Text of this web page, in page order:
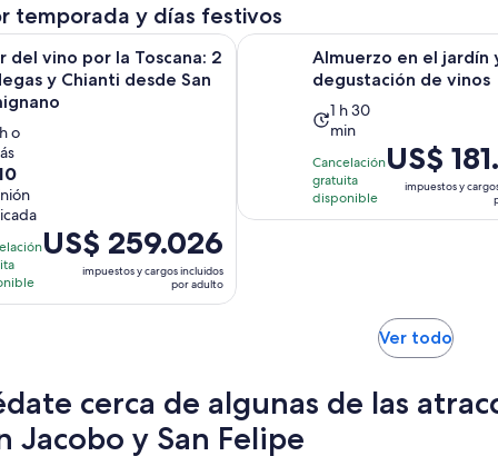
por
adulto
temporada y días festivos
del vino por la Toscana: 2
y Chianti desde San
o
El
precio
de
US$ 259.026
impuestos y cargos incluidos
por adulto
por la Toscana: 2 bodegas y Chianti desde San Gimignano
Almuerzo en el jardín
degustación de vinos
La
actividad
dura
1
hora
y
1 h 30
min
Cancelación
gratuita
disponible
El
precio
de
US$
impuestos y
Almuerzo en el jardín y
Ver todoSe
una
cerca de algunas de las
Jacobo y San Felipe